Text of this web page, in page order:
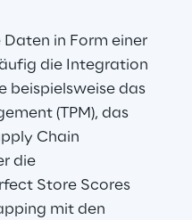
in Form einer
die Integration
beispielsweise das
(TPM), das
Chain
die
Store Scores
mit den